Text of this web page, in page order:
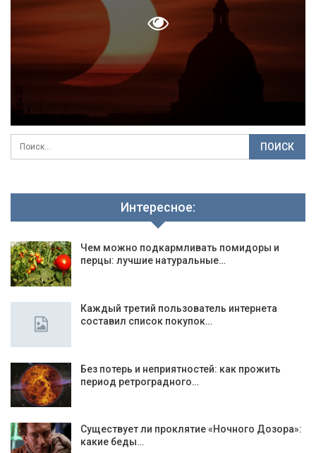
Интересное:
Чем можно подкармливать помидоры и
перцы: лучшие натуральные…
Каждый третий пользователь интернета
составил список покупок…
Без потерь и неприятностей: как прожить
период ретроградного…
Существует ли проклятие «Ночного Дозора»:
какие беды…